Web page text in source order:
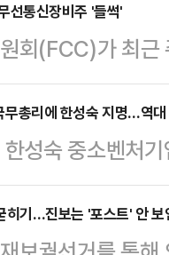
민들과 싸우는게
는 것은 적절치
견을 열고 '(투
주장을 일축하
관한 말을 하는
선통신장비주 '들썩'
회(FCC)가 최
세다.엔비디아
기반 무선접속망
가 몰리고 있다
주파수 경매를
처음 진행되는
무총리에 한성숙 지명…역
성숙 중소벤처
년 한명숙 전
대통령실비서
히기…진보는 '포스트' 안 보